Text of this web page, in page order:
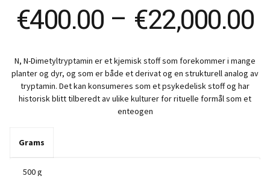
€400.00 – €22,000.00
N, N-Dimetyltryptamin er et kjemisk stoff som forekommer i mange
planter og dyr, og som er både et derivat og en strukturell analog av
tryptamin. Det kan konsumeres som et psykedelisk stoff og har
historisk blitt tilberedt av ulike kulturer for rituelle formål som et
enteogen
Grams